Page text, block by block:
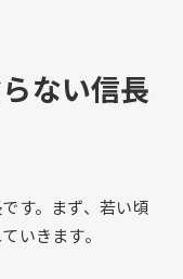
ない信長
す。まず、若い頃
いきます。